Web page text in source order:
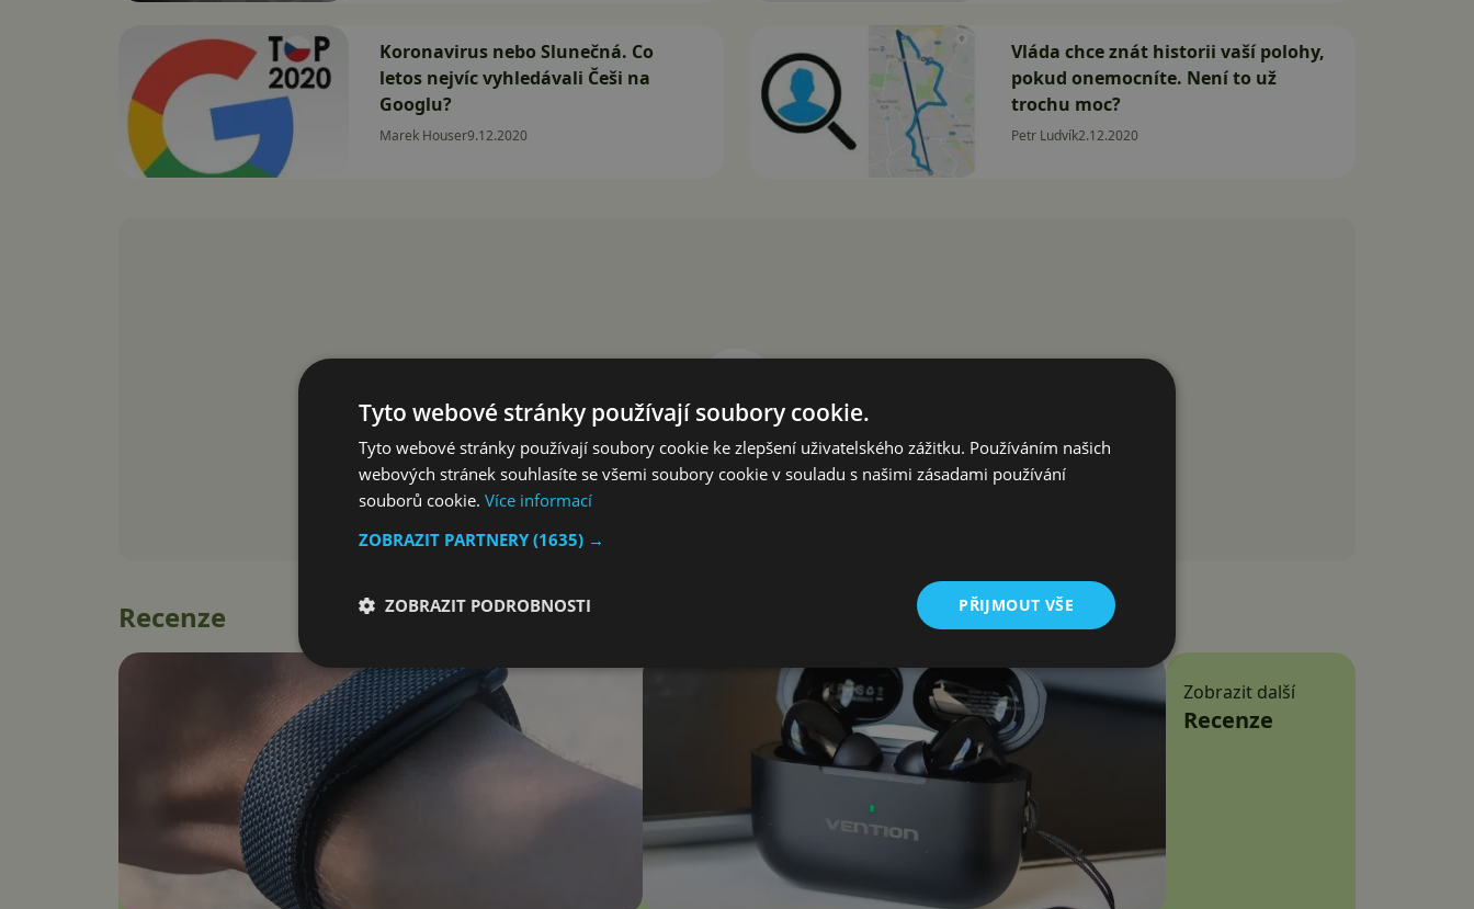
Koronavirus nebo Slunečná. Co
letos nejvíc vyhledávali Češi na
Googlu?
Marek Houser9.12.2020
Vláda chce znát historii vaší polohy,
pokud onemocníte. Není to už
trochu moc?
Petr Ludvík2.12.2020
Recenze
Zobrazit další
Recenze
Tyto webové stránky používají soubory cookie.
Tyto webové stránky používají soubory cookie ke zlepšení uživatelského zážitku. Používáním našich
webových stránek souhlasíte se všemi soubory cookie v souladu s našimi zásadami používání
souborů cookie. Více informací
ZOBRAZIT PARTNERY(1635) →
PŘIJMOUT VŠE
ZOBRAZIT PODROBNOSTI